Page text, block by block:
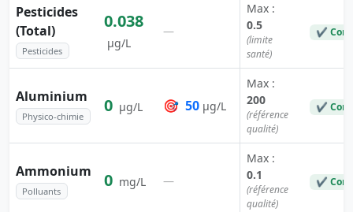
Pesticides
(Total)
Pesticides
0.038
µg/L
—
Max :
0.5
(limite
santé)
✔
Aluminium
Physico-chimie
0 µg/L 🎯 50 µg/L
Max :
200
(référence
qualité)
✔
Ammonium
Polluants
0 mg/L —
Max :
0.1
(référence
qualité)
✔